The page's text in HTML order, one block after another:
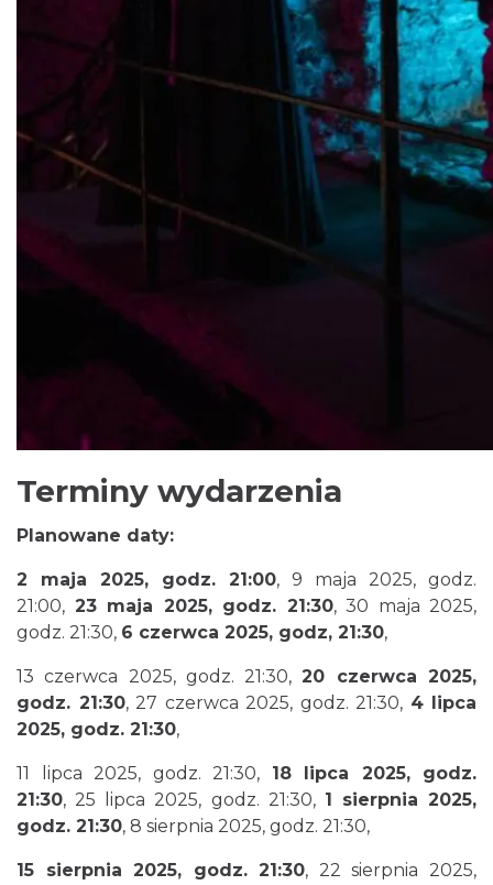
2026-09-11
Podzamcze
Podzamcze
2026-09-06
0.00 km
Terminy wydarzenia
Planowane daty:
2 maja 2025, godz. 21:00, 9 maja 2025, godz.
21:00, 23 maja 2025, godz. 21:30, 30 maja 2025,
godz. 21:30, 6 czerwca 2025, godz, 21:30,
13 czerwca 2025, godz. 21:30,20 czerwca 2025,
godz. 21:30, 27 czerwca 2025, godz. 21:30, 4 lipca
2025, godz. 21:30,
11 lipca 2025, godz. 21:30, 18 lipca 2025, godz.
21:30, 25 lipca 2025, godz. 21:30, 1 sierpnia 2025,
godz. 21:30, 8 sierpnia 2025, godz. 21:30,
15 sierpnia 2025, godz. 21:30, 22 sierpnia 2025,